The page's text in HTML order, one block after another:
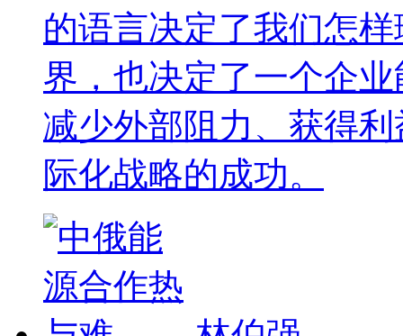
的语言决定了我们怎
界，也决定了一个企
减少外部阻力、获得
际化战略的成功。